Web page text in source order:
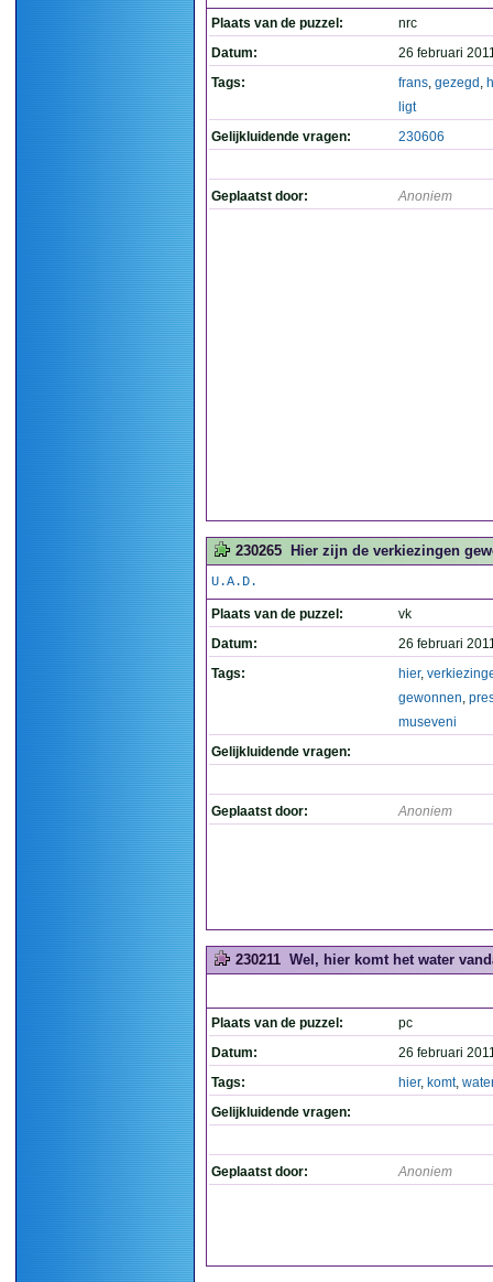
Plaats van de puzzel:
nrc
Datum:
26 februari
Tags:
frans, gezegd ,
ligt
Gelijkluidende vragen:
230606
Geplaatst door: Anoniem
230265 Hier zijn de verkiezingen
U.A.D.
Plaats van de puzzel:
vk
Datum:
26 februari
Tags:
hier,
gewonnen,
museveni
Gelijkluidende vragen:
Geplaatst door: Anoniem
230211 Wel, hier komt het water
Plaats van de puzzel:
pc
Datum:
26 februari
Tags:
hier, komt, water
Gelijkluidende vragen:
Geplaatst door: Anoniem